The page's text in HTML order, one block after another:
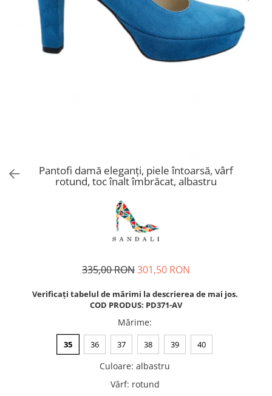
Pantofi damă eleganți, piele întoarsă, vârf
rotund, toc înalt îmbrăcat, albastru
335,00 RON301,50 RON
Verificați tabelul de mărimi la descrierea de mai jos.
COD PRODUS: PD371-AV
Mărime:
35 36 37 38 39 40
Culoare: albastru
Vârf: rotund